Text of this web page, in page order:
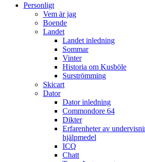
Personligt
Vem är jag
Boende
Landet
Landet inledning
Sommar
Vinter
Historia om Kusböle
Surströmming
Skicart
Dator
Dator inledning
Commondore 64
Dikter
Erfarenheter av
hjälpmedel
ICQ
Chatt